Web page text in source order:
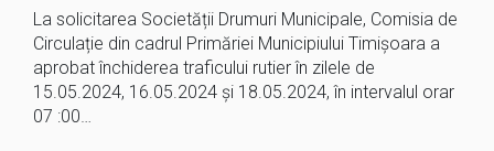
La solicitarea Societății Drumuri Municipale, Comisia de
Circulație din cadrul Primăriei Municipiului Timișoara a
aprobat închiderea traficului rutier în zilele de
15.05.2024, 16.05.2024 și 18.05.2024, în intervalul orar
07 :00…